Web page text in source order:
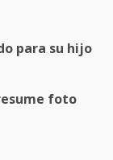
para su hijo
foto